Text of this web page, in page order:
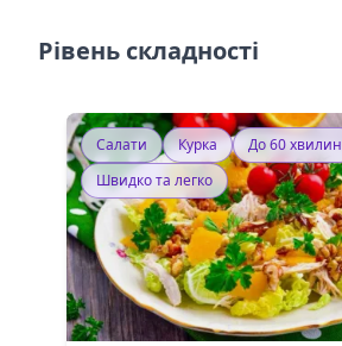
Рівень складності
Салати Курка
До 60 хвилин
Швидко та легко